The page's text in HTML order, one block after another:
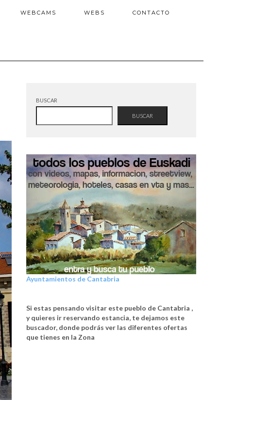
WEBCAMS WEBS CONTACTO
BUSCAR
BUSCAR
Ayuntamientos de Cantabria
Si estas pensando visitar este pueblo de Cantabria ,
y quieres ir reservando estancia, te dejamos este
buscador, donde podrás ver las diferentes ofertas
que tienes en la Zona